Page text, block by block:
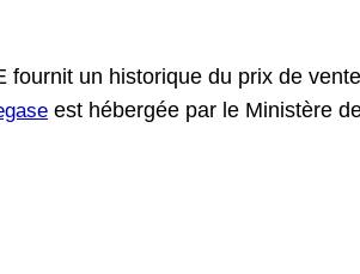
fournit un historique du prix de
est hébergée par le Ministère